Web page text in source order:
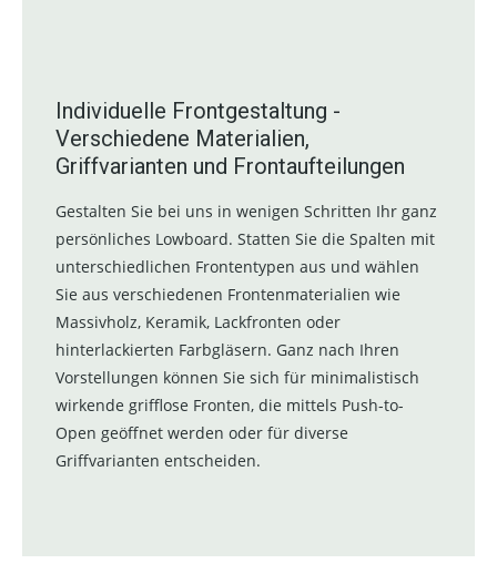
Individuelle Frontgestaltung -
Verschiedene Materialien,
Griffvarianten und Frontaufteilungen
Gestalten Sie bei uns in wenigen Schritten Ihr ganz
persönliches Lowboard. Statten Sie die Spalten mit
unterschiedlichen Frontentypen aus und wählen
Sie aus verschiedenen Frontenmaterialien wie
Massivholz, Keramik, Lackfronten oder
hinterlackierten Farbgläsern. Ganz nach Ihren
Vorstellungen können Sie sich für minimalistisch
wirkende grifflose Fronten, die mittels Push-to-
Open geöffnet werden oder für diverse
Griffvarianten entscheiden.